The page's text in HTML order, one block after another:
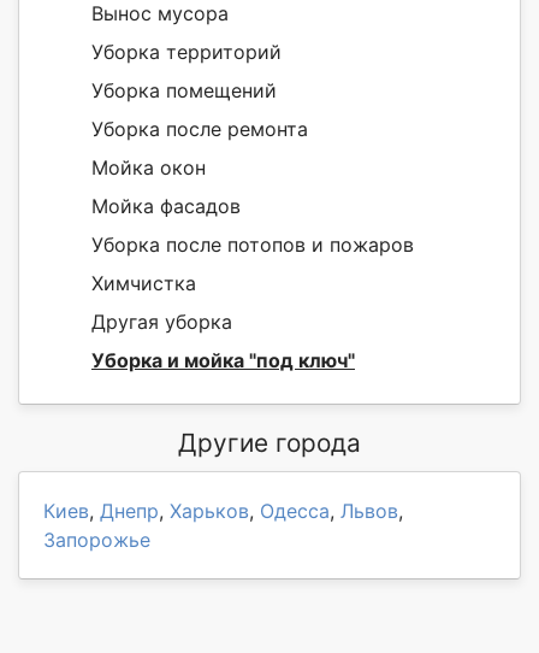
Вынос мусора
Уборка территорий
Уборка помещений
Уборка после ремонта
Мойка окон
Мойка фасадов
Уборка после потопов и пожаров
Химчистка
Другая уборка
Уборка и мойка "под ключ"
Другие города
Киев, Днепр, Харьков, Одесса, Львов,
Запорожье